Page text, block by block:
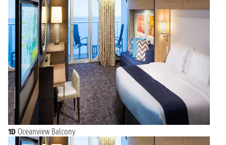
1D Oceanview Balcony